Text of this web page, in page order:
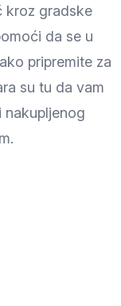
kroz gradske
da se u
pripremite za
su tu da vam
nakupljenog